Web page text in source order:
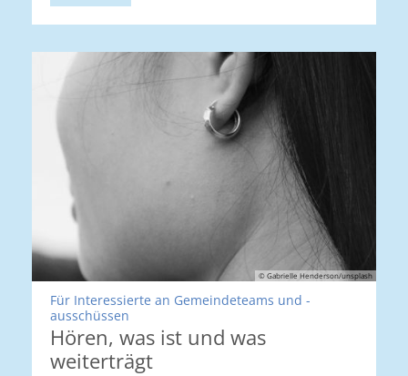
© Gabrielle Henderson/unsplash
Für Interessierte an Gemeindeteams und -
ausschüssen
Hören, was ist und was
weiterträgt